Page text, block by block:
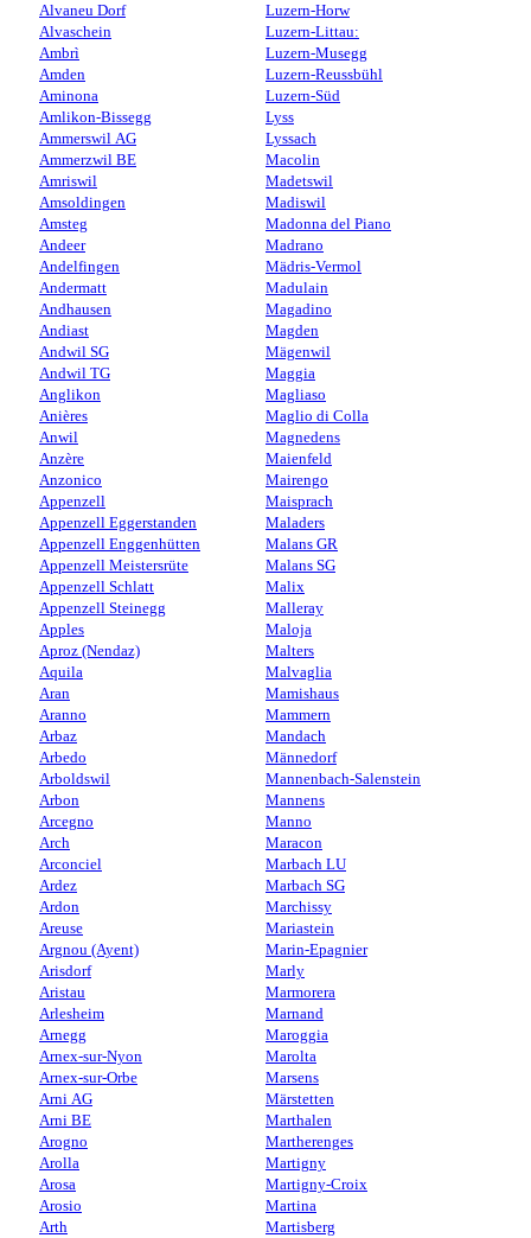
Alvaneu Dorf
Alvaschein
Ambrì
Amden
Aminona
Amlikon-Bissegg
Ammerswil AG
Ammerzwil BE
Amriswil
Amsoldingen
Amsteg
Andeer
Andelfingen
Andermatt
Andhausen
Andiast
Andwil SG
Andwil TG
Anglikon
Anières
Anwil
Anzère
Anzonico
Appenzell
Appenzell Eggerstanden
Appenzell Enggenhütten
Appenzell Meistersrüte
Appenzell Schlatt
Appenzell Steinegg
Apples
Aproz (Nendaz)
Aquila
Aran
Aranno
Arbaz
Arbedo
Arboldswil
Arbon
Arcegno
Arch
Arconciel
Ardez
Ardon
Areuse
Argnou (Ayent)
Arisdorf
Aristau
Arlesheim
Arnegg
Arnex-sur-Nyon
Arnex-sur-Orbe
Arni AG
Arni BE
Arogno
Arolla
Arosa
Arosio
Arth
Luzern-Horw
Luzern-Littau:
Luzern-Musegg
Luzern-Reussbühl
Luzern-Süd
Lyss
Lyssach
Macolin
Madetswil
Madiswil
Madonna del Piano
Madrano
Mädris-Vermol
Madulain
Magadino
Magden
Mägenwil
Maggia
Magliaso
Maglio di Colla
Magnedens
Maienfeld
Mairengo
Maisprach
Maladers
Malans GR
Malans SG
Malix
Malleray
Maloja
Malters
Malvaglia
Mamishaus
Mammern
Mandach
Männedorf
Mannenbach-Salenstein
Mannens
Manno
Maracon
Marbach LU
Marbach SG
Marchissy
Mariastein
Marin-Epagnier
Marly
Marmorera
Marnand
Maroggia
Marolta
Marsens
Märstetten
Marthalen
Martherenges
Martigny
Martigny-Croix
Martina
Martisberg